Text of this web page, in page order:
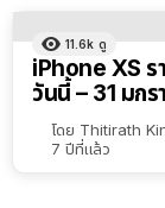
11.6k ดู
iPhone XS
วันนี้ – 31 มก
โดย Thitirath
7 ปีที่แล้ว